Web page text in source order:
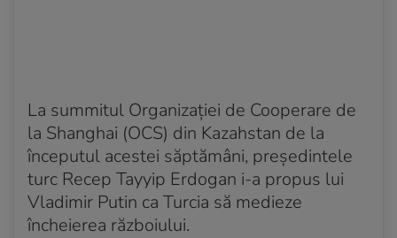
La summitul Organizației de Cooperare de
la Shanghai (OCS) din Kazahstan de la
începutul acestei săptămâni, președintele
turc Recep Tayyip Erdogan i-a propus lui
Vladimir Putin ca Turcia să medieze
încheierea războiului.